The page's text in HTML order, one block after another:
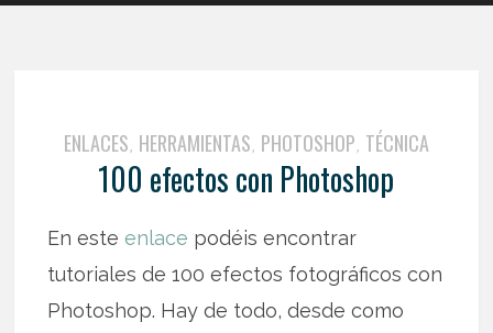
ENLACES, HERRAMIENTAS, PHOTOSHOP, TÉCNICA
100 efectos con Photoshop
En este enlace podéis encontrar
tutoriales de 100 efectos fotográficos con
Photoshop. Hay de todo, desde como